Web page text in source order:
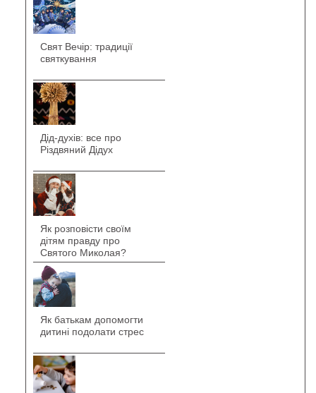
Свят Вечір: традиції
святкування
Дід-духів: все про
Різдвяний Дідух
Як розповісти своїм
дітям правду про
Святого Миколая?
Як батькам допомогти
дитині подолати стрес